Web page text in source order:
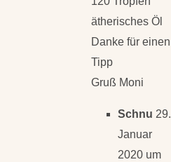
ätherisches Öl
Danke für einen
Tipp
Gruß Moni
Schnu 29.
Januar
2020 um